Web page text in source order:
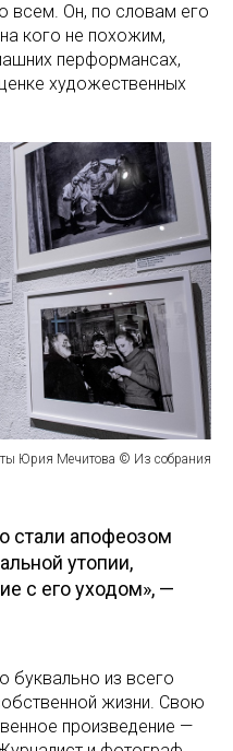
всем. Он, по словам его
кого не похожим,
перформансах,
художественных
Юрия Мечитова © Из собрания
стали апофеозом
утопии,
с его уходом», —
буквально из всего
жизни. Свою
произведение —